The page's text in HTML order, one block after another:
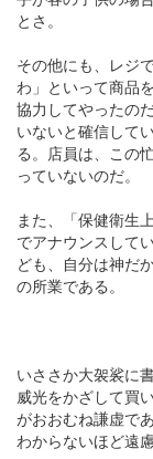
とさ。
その他にも、レジ
わ」といって商品
協力してやったの
いないと確信して
る。店員は、この
っていないのだ。
また、「保健衛生
でアナウンスして
ども、自分は神だ
の所業である。
いささか大袈裟に
威光をかざして買
がおおむね謙虚で
わからないほど遠